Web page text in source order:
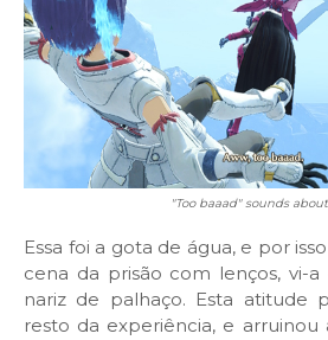
"Too baaad" sounds
Essa foi a gota de água, e por
cena da prisão com lenços, vi-
nariz de palhaço. Esta atitude
resto da experiência, e arruinou